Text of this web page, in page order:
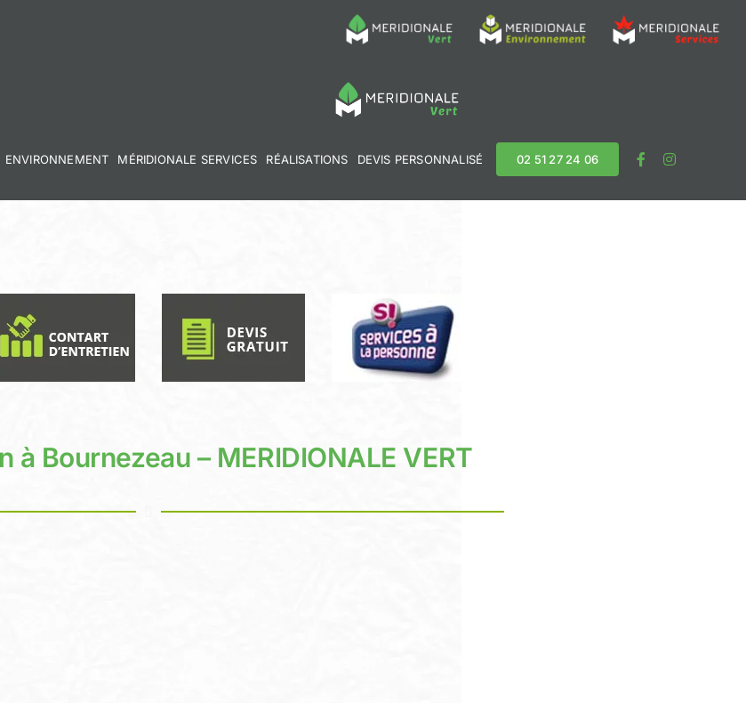
ENVIRONNEMENT MÉRIDIONALE SERVICES RÉALISATIONS DEVIS PERSONNALISÉ 02 51 27 24 06
à Bournezeau – MERIDIONALE VERT